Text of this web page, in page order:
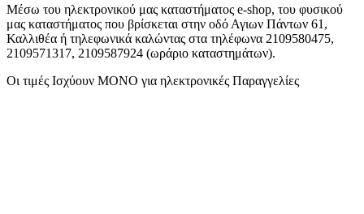
Μέσω του ηλεκτρονικού μας καταστήματος e-shop, του φυσικού
μας καταστήματος που βρίσκεται στην οδό Αγιων Πάντων 61,
Καλλιθέα ή τηλεφωνικά καλώντας στα τηλέφωνα 2109580475,
2109571317, 2109587924 (ωράριο καταστημάτων).
Οι τιμές Ισχύουν ΜΟΝΟ για ηλεκτρονικές Παραγγελίες